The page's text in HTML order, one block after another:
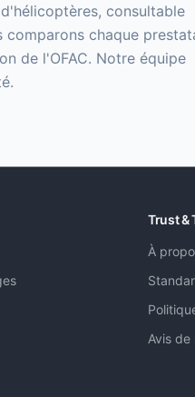
consultable
chaque
de l'OFAC. Notre équipe
Trust &
À
Avis de